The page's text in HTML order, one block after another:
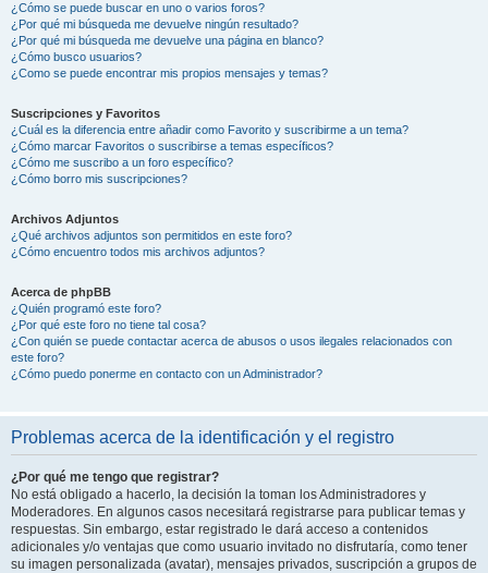
¿Cómo se puede buscar en uno o varios foros?
¿Por qué mi búsqueda me devuelve ningún resultado?
¿Por qué mi búsqueda me devuelve una página en blanco?
¿Cómo busco usuarios?
¿Como se puede encontrar mis propios mensajes y temas?
Suscripciones y Favoritos
¿Cuál es la diferencia entre añadir como Favorito y suscribirme a un tema?
¿Cómo marcar Favoritos o suscribirse a temas específicos?
¿Cómo me suscribo a un foro específico?
¿Cómo borro mis suscripciones?
Archivos Adjuntos
¿Qué archivos adjuntos son permitidos en este foro?
¿Cómo encuentro todos mis archivos adjuntos?
Acerca de phpBB
¿Quién programó este foro?
¿Por qué este foro no tiene tal cosa?
¿Con quién se puede contactar acerca de abusos o usos ilegales relacionados con
este foro?
¿Cómo puedo ponerme en contacto con un Administrador?
Problemas acerca de la identificación y el registro
¿Por qué me tengo que registrar?
No está obligado a hacerlo, la decisión la toman los Administradores y
Moderadores. En algunos casos necesitará registrarse para publicar temas y
respuestas. Sin embargo, estar registrado le dará acceso a contenidos
adicionales y/o ventajas que como usuario invitado no disfrutaría, como tener
su imagen personalizada (avatar), mensajes privados, suscripción a grupos de